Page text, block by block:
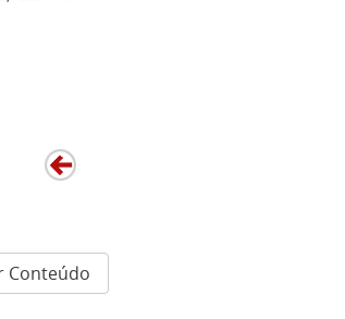
Conteúdo